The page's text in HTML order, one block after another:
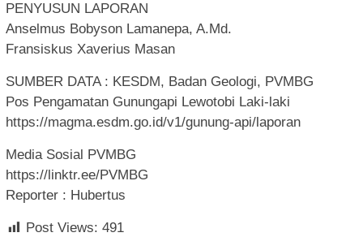
PENYUSUN LAPORAN
Anselmus Bobyson Lamanepa, A.Md.
Fransiskus Xaverius Masan
SUMBER DATA : KESDM, Badan Geologi, PVMBG
Pos Pengamatan Gunungapi Lewotobi Laki-laki
https://magma.esdm.go.id/v1/gunung-api/laporan
Media Sosial PVMBG
https://linktr.ee/PVMBG
Reporter : Hubertus
Post Views: 491